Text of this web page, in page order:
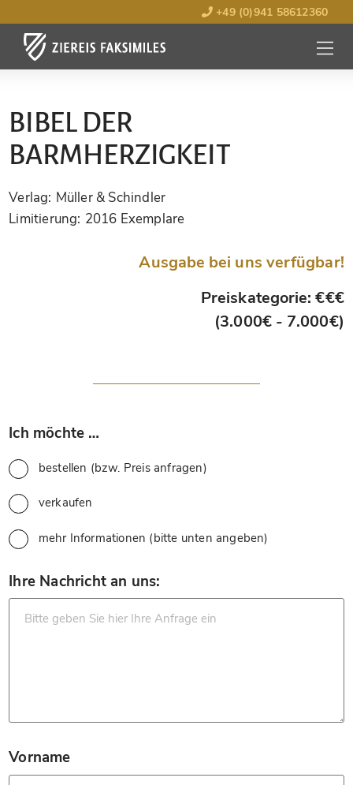
+49 (0)941 58612360
MENÜ
BIBEL DER
BARMHERZIGKEIT
Verlag: Müller & Schindler
Limitierung: 2016 Exemplare
Ausgabe bei uns verfügbar!
Preiskategorie: €€€
(3.000€ - 7.000€)
Ich möchte …
bestellen (bzw. Preis anfragen)
verkaufen
mehr Informationen (bitte unten angeben)
Ihre Nachricht an uns:
Vorname
*